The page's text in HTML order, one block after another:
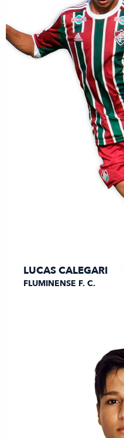
LUCAS CALEGARI
FLUMINENSE F. C.